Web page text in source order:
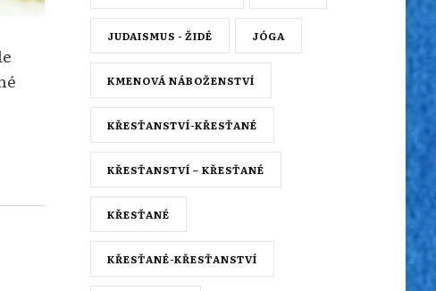
JUDAISMUS - ŽIDÉ JÓGA
KMENOVÁ NÁBOŽENSTVÍ
KŘESŤANSTVÍ-KŘESŤANÉ
KŘESŤANSTVÍ – KŘESŤANÉ
KŘESŤANÉ
KŘESŤANÉ-KŘESŤANSTVÍ